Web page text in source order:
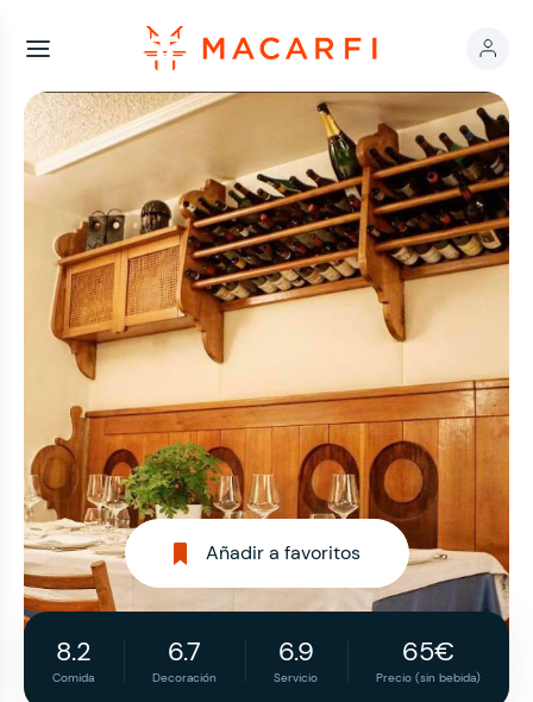
Añadir a favoritos
8.2
Comida
6.7
Decoración
6.9
Servicio
65€
Precio (sin bebida)